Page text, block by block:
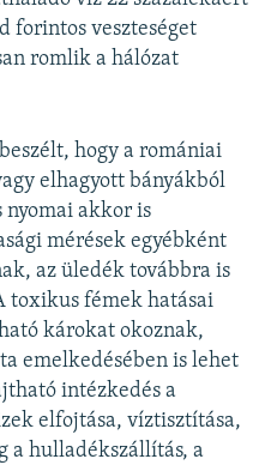
forintos veszteséget
romlik a hálózat
hogy a romániai
elhagyott bányákból
nyomai akkor is
mérések egyébként
az üledék továbbra is
toxikus fémek hatásai
károkat okoznak,
emelkedésében is lehet
intézkedés a
elfojtása, víztisztítása,
a hulladékszállítás, a